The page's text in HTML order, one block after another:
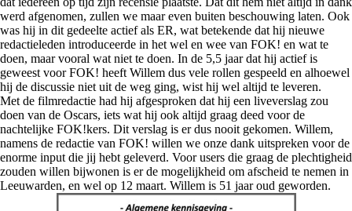
werd afgenomen, zullen we maar even buiten beschouwing laten. Ook
was hij in dit gedeelte actief als ER, wat betekende dat hij nieuwe
redactieleden introduceerde in het wel en wee van FOK! en wat te
doen, maar vooral wat niet te doen. In de 5,5 jaar dat hij actief is
geweest voor FOK! heeft Willem dus vele rollen gespeeld en alhoewel
hij de discussie niet uit de weg ging, wist hij wel altijd te leveren.
Met de filmredactie had hij afgesproken dat hij een liveverslag zou
doen van de Oscars, iets wat hij ook altijd graag deed voor de
nachtelijke FOK!kers. Dit verslag is er dus nooit gekomen. Willem,
namens de redactie van FOK! willen we onze dank uitspreken voor de
enorme input die jij hebt geleverd. Voor users die graag de plechtigheid
zouden willen bijwonen is er de mogelijkheid om afscheid te nemen in
Leeuwarden, en wel op 12 maart. Willem is 51 jaar oud geworden.